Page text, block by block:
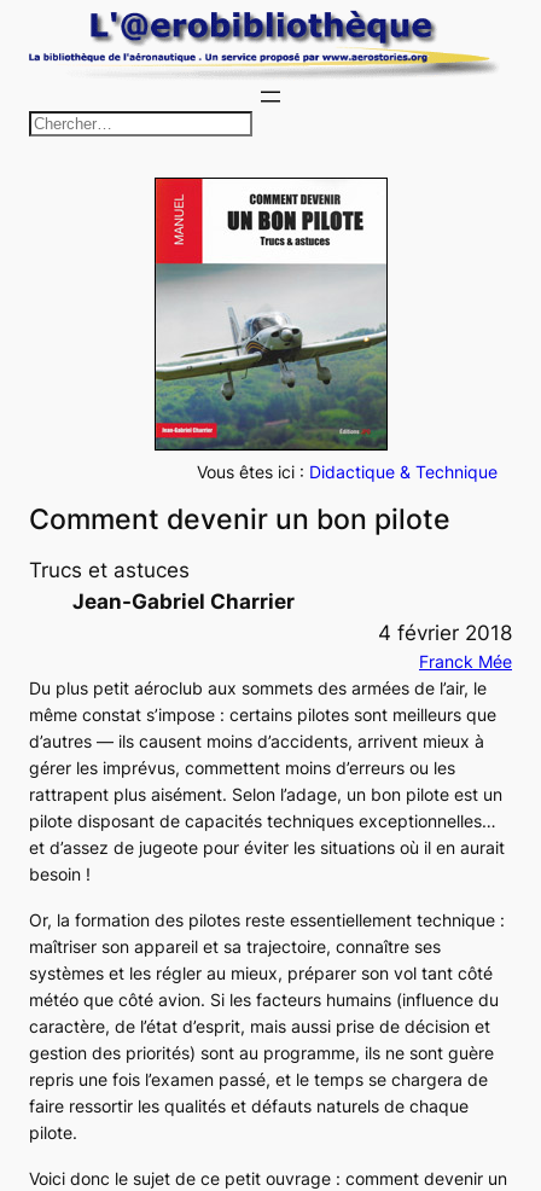
au
c
h
e
r
c
h
e
r
Vous êtes ici : Didactique & Technique
Comment devenir un bon pilote
Trucs et astuces
Jean-Gabriel Charrier
4 février 2018
Franck Mée
Du plus petit aéroclub aux sommets des armées de l’air, le
même constat s’impose : certains pilotes sont meilleurs que
d’autres — ils causent moins d’accidents, arrivent mieux à
gérer les imprévus, commettent moins d’erreurs ou les
rattrapent plus aisément. Selon l’adage, un bon pilote est un
pilote disposant de capacités techniques exceptionnelles…
et d’assez de jugeote pour éviter les situations où il en aurait
besoin !
Or, la formation des pilotes reste essentiellement technique :
maîtriser son appareil et sa trajectoire, connaître ses
systèmes et les régler au mieux, préparer son vol tant côté
météo que côté avion. Si les facteurs humains (influence du
caractère, de l’état d’esprit, mais aussi prise de décision et
gestion des priorités) sont au programme, ils ne sont guère
repris une fois l’examen passé, et le temps se chargera de
faire ressortir les qualités et défauts naturels de chaque
pilote.
Voici donc le sujet de ce petit ouvrage : comment devenir un